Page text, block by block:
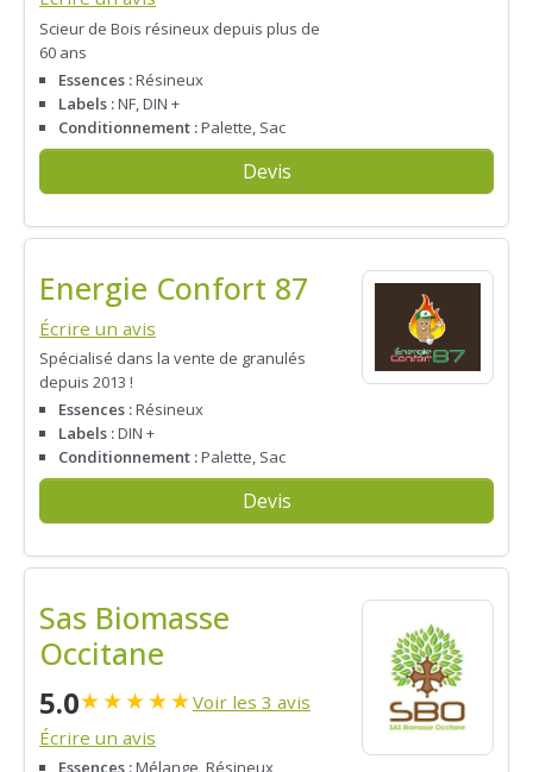
Scieur de Bois résineux depuis plus de
60 ans
Essences :Résineux
Labels :NF, DIN +
Conditionnement :Palette, Sac
Devis
Energie Confort 87
Écrire un avis
Spécialisé dans la vente de granulés
depuis 2013 !
Essences :Résineux
Labels :DIN +
Conditionnement :Palette, Sac
Devis
Sas Biomasse
Occitane
5.0★★★★★Voir les 3 avis
Écrire un avis
Essences :Mélange, Résineux